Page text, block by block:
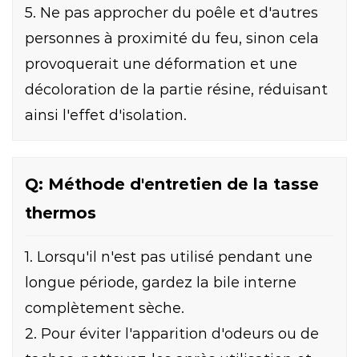
5. Ne pas approcher du poêle et d'autres
personnes à proximité du feu, sinon cela
provoquerait une déformation et une
décoloration de la partie résine, réduisant
ainsi l'effet d'isolation.
Q: Méthode d'entretien de la tasse
thermos
1. Lorsqu'il n'est pas utilisé pendant une
longue période, gardez la bile interne
complètement sèche.
2. Pour éviter l'apparition d'odeurs ou de